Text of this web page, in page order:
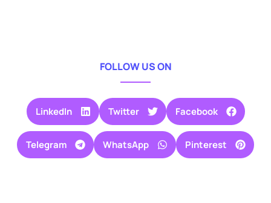
FOLLOW US ON
Facebook
Twitter
LinkedIn
Pinterest
WhatsApp
Telegram